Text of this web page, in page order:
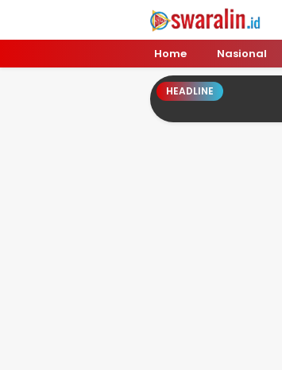
Swara Lin
Independent, Tajam &
Home Nasional
HEADLINE